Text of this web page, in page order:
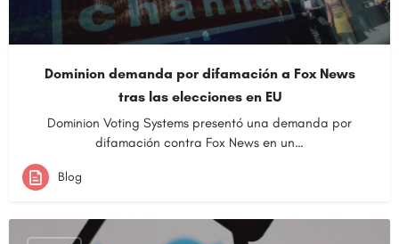
Dominion demanda por difamación a Fox News
tras las elecciones en EU
Dominion Voting Systems presentó una demanda por
difamación contra Fox News en un…
Blog